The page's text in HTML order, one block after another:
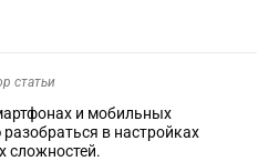
статьи
и мобильных
в настройках
сложностей.